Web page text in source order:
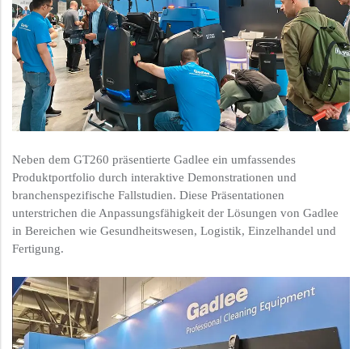
Neben dem GT260 präsentierte Gadlee ein umfassendes
Produktportfolio durch interaktive Demonstrationen und
branchenspezifische Fallstudien. Diese Präsentationen
unterstrichen die Anpassungsfähigkeit der Lösungen von Gadlee
in Bereichen wie Gesundheitswesen, Logistik, Einzelhandel und
Fertigung.